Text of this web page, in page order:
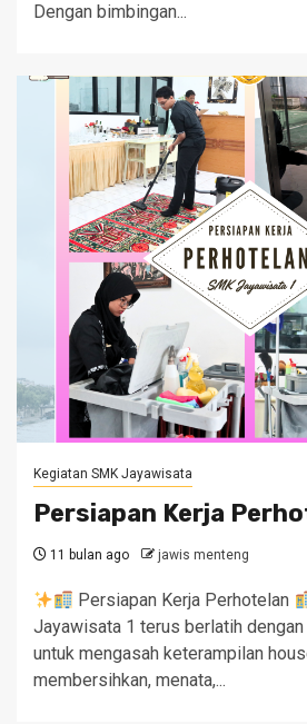
Dengan bimbingan...
Kegiatan SMK Jayawisata
Persiapan Kerja
11 bulan ago jawis menteng
Persiapan Kerja Perhotelan
Jayawisata 1 terus berlatih
untuk mengasah keterampilan
membersihkan, menata,...